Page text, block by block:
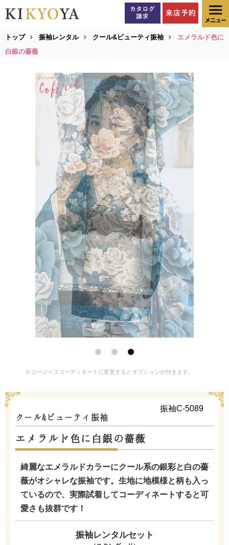
トップ 振袖レンタル クール&ビューティ振袖
エメラルド色に
白銀の薔薇
※ゴージャスコーディネートに変更するとオプションが付きます。
振袖C-5089
クール&ビューティ振袖
エメラルド色に白銀の薔薇
綺麗なエメラルドカラーにクール系の銀彩と白の薔
薇がオシャレな振袖です。生地に地模様と柄も入っ
ているので、実際試着してコーディネートすると可
愛さも抜群です！
振袖レンタルセット